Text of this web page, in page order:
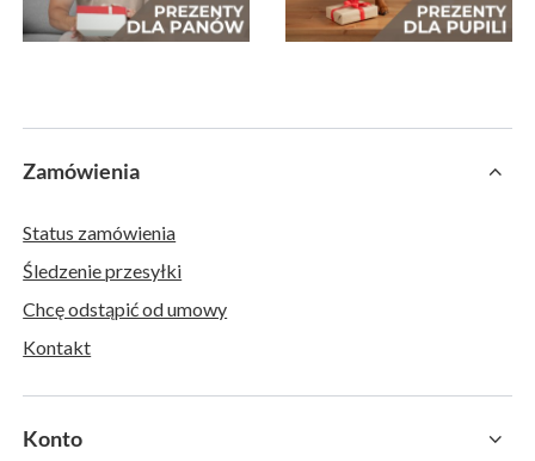
Zamówienia
Status zamówienia
Śledzenie przesyłki
Chcę odstąpić od umowy
Kontakt
Konto